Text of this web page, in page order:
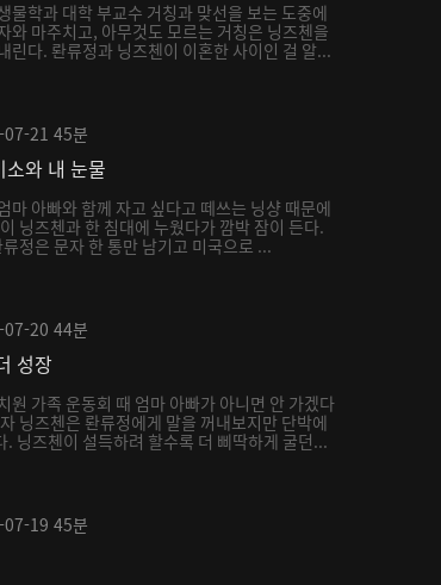
물학과 대학 부교수 거칭과 맞선을 보는 도중에
와 마주치고, 아무것도 모르는 거칭은 닝즈첸을
린다. 롼류정과 닝즈첸이 이혼한 사이인 걸 알...
21 45분
소와 내 눈물
마 아빠와 함께 자고 싶다고 떼쓰는 닝샹 때문에
닝즈첸과 한 침대에 누웠다가 깜박 잠이 든다.
정은 문자 한 통만 남기고 미국으로 ...
20 44분
성장
원 가족 운동회 때 엄마 아빠가 아니면 안 가겠다
닝즈첸은 롼류정에게 말을 꺼내보지만 단박에
. 닝즈첸이 설득하려 할수록 더 삐딱하게 굴던...
19 45분